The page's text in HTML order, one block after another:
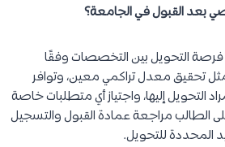
فرصة التحويل بين التخصصات وفقًا
تحقيق معدل تراكمي معين، وتوافر
التحويل إليها، واجتياز أي متطلبات خاصة
مراجعة عمادة القبول والتسجيل
المحددة للتحويل.